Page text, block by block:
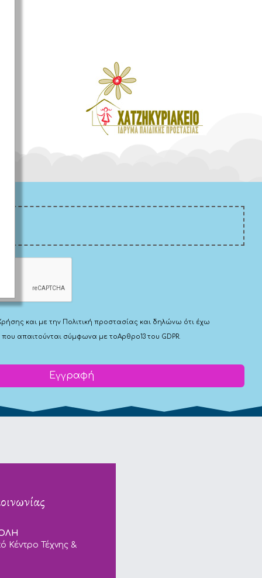
και με την Πολιτική προστασίας και δηλώνω ότι έχω
που απαιτούνται σύμφωνα με τοΑρθρο13 του GDPR.
Εγγραφή
Κέντρο Τέχνης &